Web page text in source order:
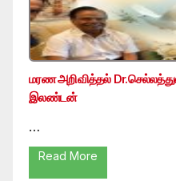
மரண அறிவித்தல்
இலண்டன்
…
Read More